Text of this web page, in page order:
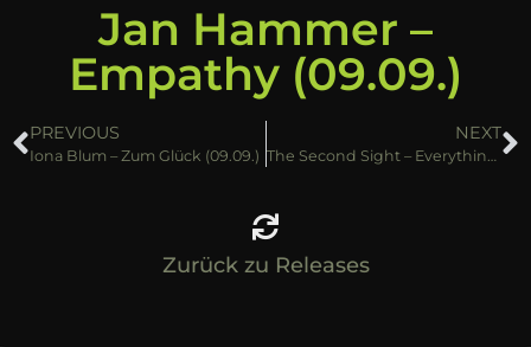
Jan Hammer –
Empathy (09.09.)
PREVIOUS
Iona Blum – Zum Glück (09.09.)
NEXT
The Second Sight – Everything is broken (Bonus Edition) (09.09.)
Zurück zu Releases